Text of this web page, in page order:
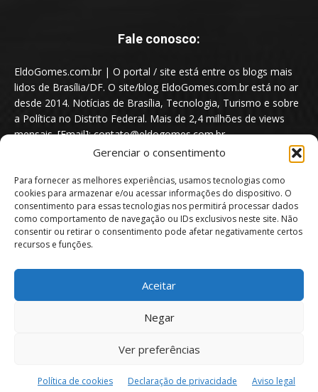
Gerenciar o consentimento
Para fornecer as melhores experiências, usamos tecnologias como
cookies para armazenar e/ou acessar informações do dispositivo. O
consentimento para essas tecnologias nos permitirá processar dados
como comportamento de navegação ou IDs exclusivos neste site. Não
consentir ou retirar o consentimento pode afetar negativamente certos
recursos e funções.
Aceitar
Negar
Ver preferências
Política de cookies Declaração de privacidade Aviso legal
Fale conosco:
EldoGomes.com.br | O portal / site está entre os blogs mais
lidos de Brasília/DF. O site/blog EldoGomes.com.br está no ar
desde 2014. Notícias de Brasília, Tecnologia, Turismo e sobre
a Política no Distrito Federal. Mais de 2,4 milhões de views
mensais. [Email]: contato@eldogomes.com.br
Portal EldoGomes.com.br | Entre os Blogs mais lidos de Brasília/DF. |
Quem é “Eldo Gomes”
Política de privacidade
Isenção de Responsabilidade
Contato